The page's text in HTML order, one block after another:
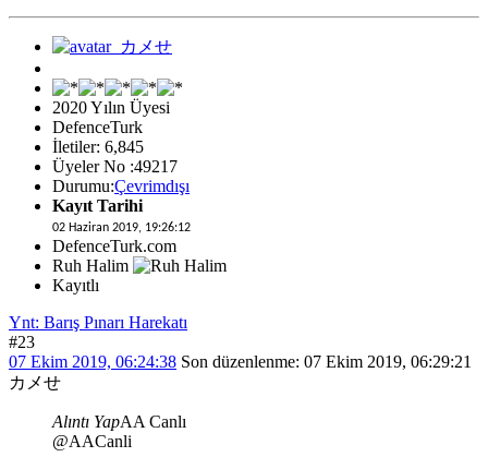
2020 Yılın Üyesi
DefenceTurk
İletiler: 6,845
Üyeler No :49217
Durumu:Çevrimdışı
Kayıt Tarihi
02 Haziran 2019, 19:26:12
DefenceTurk.com
Ruh Halim
Kayıtlı
Ynt: Barış Pınarı Harekatı
#23
07 Ekim 2019, 06:24:38 Son düzenlenme: 07 Ekim 2019, 06:29:21
カメせ
Alıntı YapAA Canlı
@AACanli